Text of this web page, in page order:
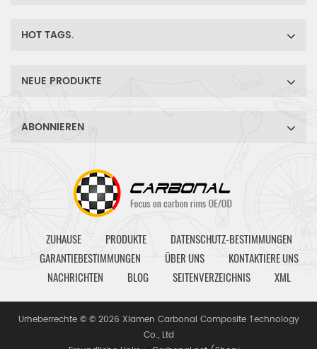
HOT TAGS.
NEUE PRODUKTE
ABONNIEREN
ZUHAUSE PRODUKTE
DATENSCHUTZ-BESTIMMUNGEN
GARANTIEBESTIMMUNGEN
ÜBER UNS
KONTAKTIERE UNS
NACHRICHTEN
BLOG SEITENVERZEICHNIS XML
Urheberrechte © © 2026 Xiamen Carbonal Composite Technology
Co., Ltd